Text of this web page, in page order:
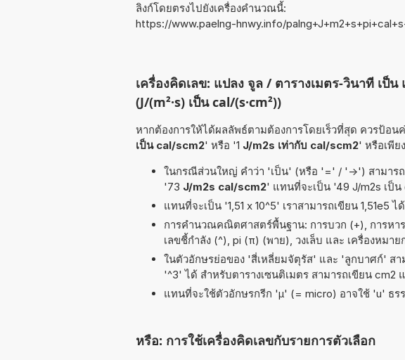
ลิงก์โดยตรงไปยังเครื่องคำนวณนี้:
https://www.paelng-hnwy.info/
เครื่องคิดเลข: แปลง จูล / ตารางเมตร-วินาที เป็
(J/(m²·s) เป็น cal/(s·cm²))
หากต้องการให้ได้ผลลัพธ์ตามต้องการโดยเร็วที่สุด ควรป้อ
เป็น cal/scm2' หรือ '1 J/m2s เท่ากับ cal/scm2' หรือเพีย
ในกรณีส่วนใหญ่ คำว่า 'เป็น' (หรือ '=' / '->') สามารถ
'73 J/m2s cal/scm2' แทนที่จะเป็น '49 J/m2s เป็น
แทนที่จะเป็น '1,51 x 10^5' เราสามารถเขียน 1,51e5
การคำนวณคณิตศาสตร์พื้นฐาน: การบวก (+), การหา
เลขชี้กำลัง (^), pi (π) (พาย), วงเล็บ และ เครื่องหม
ในตัวอักษรย่อของ 'สี่เหลี่ยมจัตุรัส' และ 'ลูกบาศก์' ส
'^3' ได้ สำหรับตารางเซนติเมตร สามารถเขียน cm2
แทนที่จะใช้ตัวอักษรกรีก 'µ' (= micro) อาจใช้ 'u' ธร
หรือ: การใช้เครื่องคิดเลขกับรายการตัวเลือก